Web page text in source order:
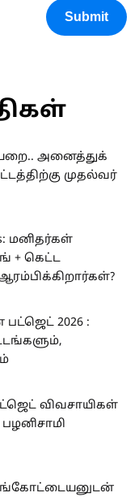
Submit
அனைத்துக்
முதல்வர்
மனிதர்கள்
+ கெட்ட
2026 :
விவசாயிகள்